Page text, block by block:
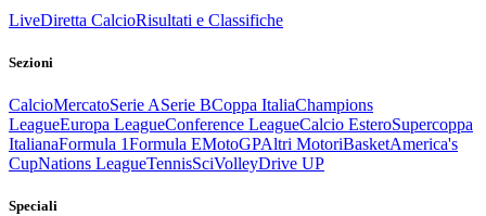
LiveDiretta CalcioRisultati e Classifiche
Sezioni
CalcioMercatoSerie ASerie BCoppa ItaliaChampions
LeagueEuropa LeagueConference LeagueCalcio EsteroSupercoppa
ItalianaFormula 1Formula EMotoGPAltri MotoriBasketAmerica's
CupNations LeagueTennisSciVolleyDrive UP
Speciali